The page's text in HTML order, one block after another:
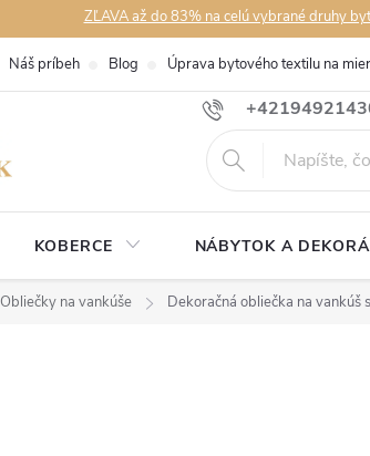
ZĽAVA až do 83% na celú vybrané druhy
Náš príbeh Blog Úprava bytového textilu na
KOBERCE NÁBYTOK A
Obliečky na vankúše Dekoračná obliečka na